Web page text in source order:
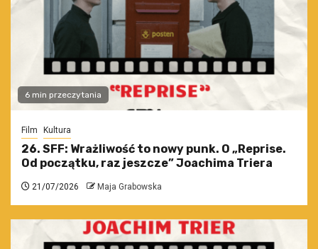
6 min przeczytania
Film Kultura
26. SFF: Wrażliwość to nowy punk. O „Reprise.
Od początku, raz jeszcze” Joachima Triera
21/07/2026 Maja Grabowska